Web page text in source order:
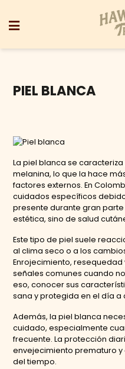
PIEL BLANCA
La piel blanca se
melanina, lo que la hace
factores externos. En
cuidados específicos
presente durante gran
estética, sino de salud
Este tipo de piel suele
al clima seco o a los
Enrojecimiento,
señales comunes cuando
eso, conocer sus
sana y protegida en el día a
Además, la piel blanca
cuidado, especialmente
frecuente. La protección
envejecimiento prematuro y
del tiempo.